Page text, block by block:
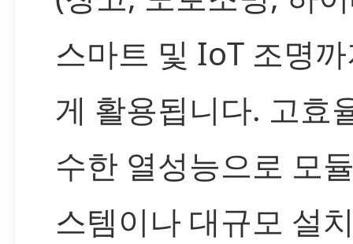
스마트 및 IoT 조명
게 활용됩니다. 고효
수한 열성능으로 모
스템이나 대규모 설